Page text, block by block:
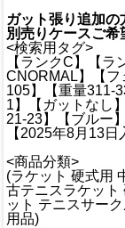
ガット張り追加
別売りケースご
<検索用タグ>
【ランクC】【ラ
CNORMAL】【フ
105】【重量311-
1】【ガットなし
21-23】【ブルー
【2025年8月13日
<商品分類>
(ラケット 硬式用
古テニスラケット
ット テニスサー
用品)